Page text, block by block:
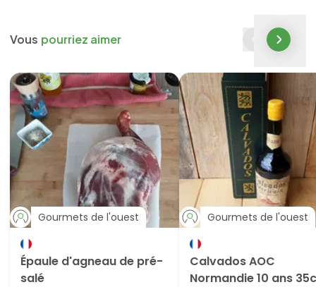
Vous pourriez aimer
Gourmets de l'ouest
Épaule d'agneau de pré-
salé
Gourmets de l'ouest
Calvados AOC
Normandie 10 ans